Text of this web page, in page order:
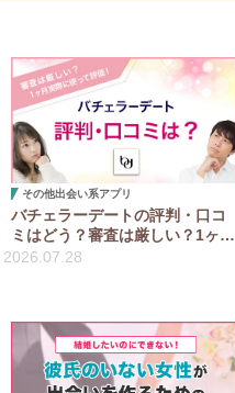
その他出会い系アプリ
バチェラーデートの評判・口コ
ミはどう？審査は厳しい？1ヶ月
実際に使って評価！
2026.07.28